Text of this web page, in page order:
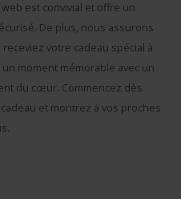
est convivial et offre un
De plus, nous assurons
votre cadeau spécial à
moment mémorable avec un
du cœur. Commencez dès
et montrez à vos proches